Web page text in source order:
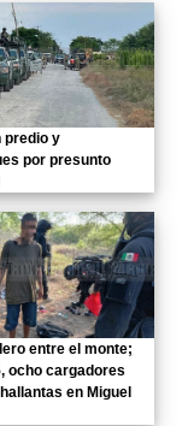
predio y
por presunto
entre el monte;
ocho cargadores
en Miguel